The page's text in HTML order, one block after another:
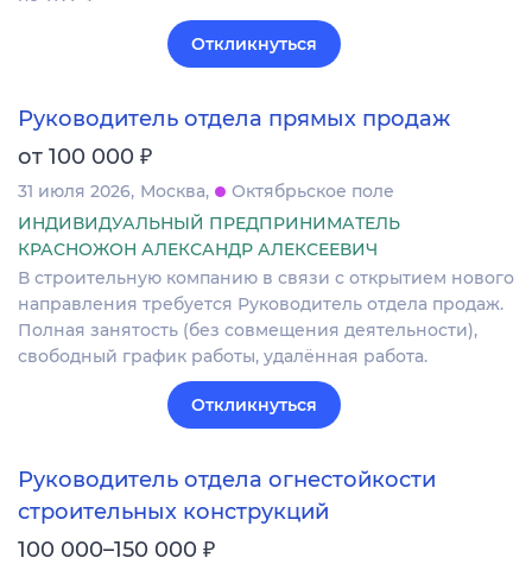
Откликнуться
Руководитель отдела прямых продаж
от 100 000 ₽
31 июля 2026 Москва
Октябрьское поле
ИНДИВИДУАЛЬНЫЙ ПРЕДПРИНИМАТЕЛЬ
КРАСНОЖОН АЛЕКСАНДР АЛЕКСЕЕВИЧ
В строительную компанию в связи с открытием нового
направления требуется Руководитель отдела продаж.
Полная занятость (без совмещения деятельности),
свободный график работы, удалённая работа.
Откликнуться
Руководитель отдела огнестойкости
строительных конструкций
100 000–150 000 ₽